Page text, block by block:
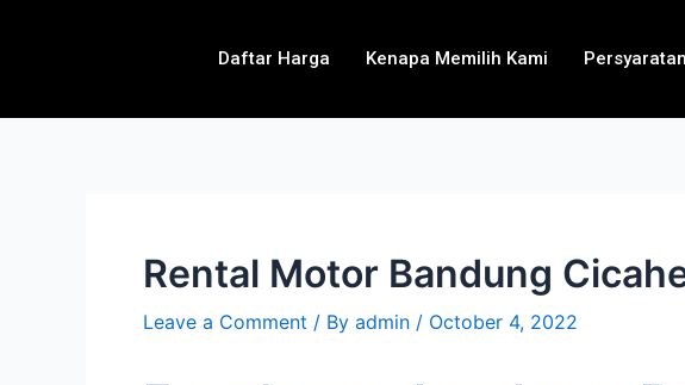
Daftar Harga Kenapa Memilih Kami Persyaratan
Rental Motor Bandung
Leave a Comment / By admin / October 4, 2022